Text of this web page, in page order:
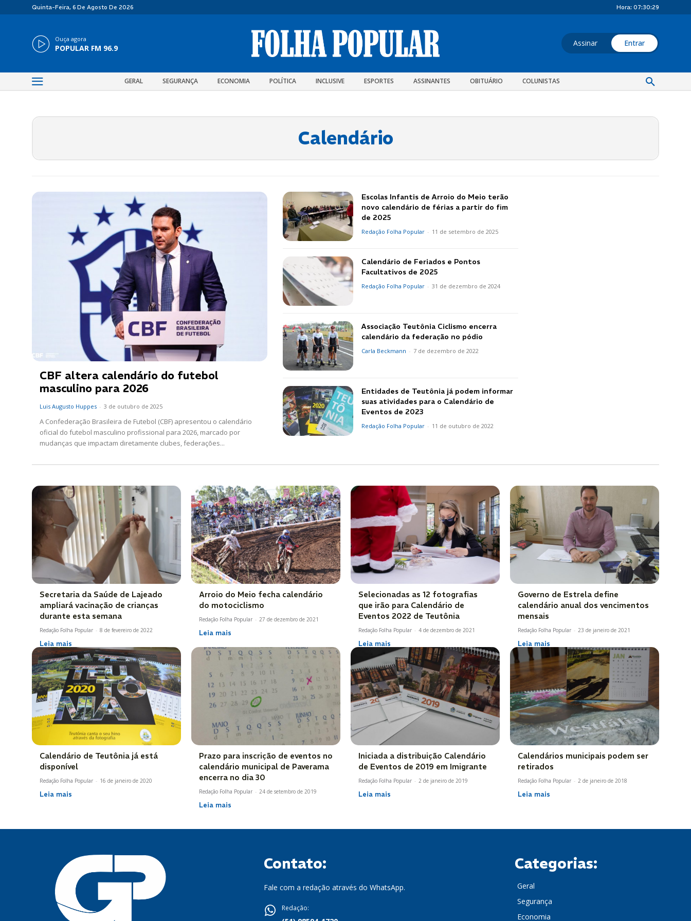
Quinta-Feira, 6 De Agosto De 2026 Hora: 07:30:29
Ouça agora
POPULAR FM 96.9 Assinar Entrar
GERAL SEGURANÇA ECONOMIA POLÍTICA INCLUSIVE ESPORTES ASSINANTES OBITUÁRIO COLUNISTAS
Calendário
CBF altera calendário do futebol
masculino para 2026
Luis Augusto Huppes - 3 de outubro de 2025
A Confederação Brasileira de Futebol (CBF) apresentou o calendário
oficial do futebol masculino profissional para 2026, marcado por
mudanças que impactam diretamente clubes, federações...
Escolas Infantis de Arroio do Meio terão
novo calendário de férias a partir do fim
de 2025
Redação Folha Popular - 11 de setembro de 2025
Calendário de Feriados e Pontos
Facultativos de 2025
Redação Folha Popular - 31 de dezembro de 2024
Associação Teutônia Ciclismo encerra
calendário da federação no pódio
Carla Beckmann - 7 de dezembro de 2022
Entidades de Teutônia já podem informar
suas atividades para o Calendário de
Eventos de 2023
Redação Folha Popular - 11 de outubro de 2022
Secretaria da Saúde de Lajeado
ampliará vacinação de crianças
durante esta semana
Redação Folha Popular - 8 de fevereiro de 2022
Leia mais
Arroio do Meio fecha calendário
do motociclismo
Redação Folha Popular - 27 de dezembro de 2021
Leia mais
Selecionadas as 12 fotografias
que irão para Calendário de
Eventos 2022 de Teutônia
Redação Folha Popular - 4 de dezembro de 2021
Leia mais
Governo de Estrela define
calendário anual dos vencimentos
mensais
Redação Folha Popular - 23 de janeiro de 2021
Leia mais
Calendário de Teutônia já está
disponível
Redação Folha Popular - 16 de janeiro de 2020
Leia mais
Prazo para inscrição de eventos no
calendário municipal de Paverama
encerra no dia 30
Redação Folha Popular - 24 de setembro de 2019
Leia mais
Iniciada a distribuição Calendário
de Eventos de 2019 em Imigrante
Redação Folha Popular - 2 de janeiro de 2019
Leia mais
Calendários municipais podem ser
retirados
Redação Folha Popular - 2 de janeiro de 2018
Leia mais
Contato:
Fale com a redação através do WhatsApp.
Redação:
Categorias:
Geral
Segurança
Economia